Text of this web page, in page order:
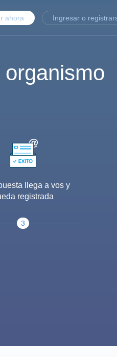
ahora Ingresar o
llega a vos y
registrada
3